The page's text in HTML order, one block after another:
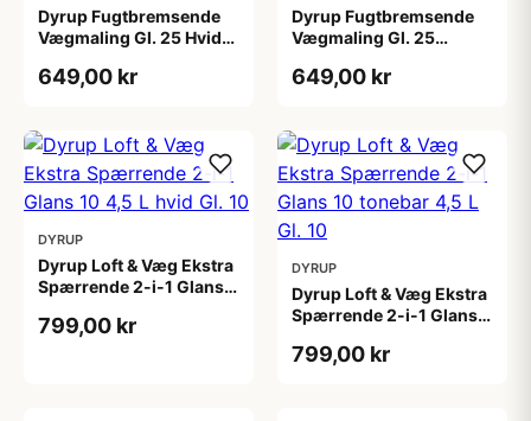
Dyrup Fugtbremsende
Vægmaling Gl. 25 Hvid
649,00 kr
Dyrup Fugtbremsende
Vægmaling Gl. 25
649,00 kr
DYRUP
Dyrup Loft & Væg Ekstra
Spærrende 2-i-1 Glans
799,00 kr
DYRUP
Dyrup Loft & Væg Ekstra
Spærrende 2-i-1 Glans
799,00 kr